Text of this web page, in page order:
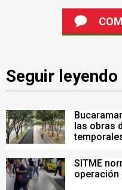
Seguir leyendo
las obras
SITME
operación